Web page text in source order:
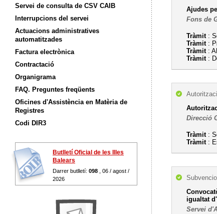
Ajudes
Fons de
Tràmit:
Tràmit:
Tràmit:
Tràmit:
Direcció
Tràmit:
Tràmit:
igualtat
Servei
Servei de consulta de CSV CAIB
Interrupcions del servei
Actuacions administratives
automatitzades
Factura electrònica
Contractació
Organigrama
FAQ. Preguntes freqüents
Oficines d'Assistència en Matèria de
Registres
Codi DIR3
Butlletí Oficial de les Illes
Balears
Darrer butlletí:098 , 06 / agost /
2026